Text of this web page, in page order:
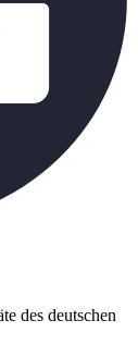
des deutschen